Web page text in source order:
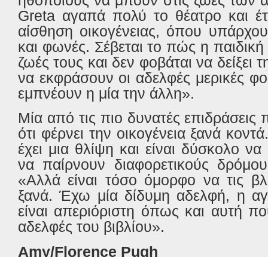
Greta αγαπά πολύ το θέατρο και
αίσθηση οικογένειας, όπου
και φωνές. Σέβεται το πώς η παιδική
ζωές τους και δεν φοβάται να δείξει
να εκφράσουν οι αδελφές μερικές
εμπνέουν η μία την άλλη».
Μία από τις πιο δυνατές επιδράσεις
ότι φέρνει την οικογένεια ξανά
έχει μια θλίψη και είναι δύσκολο να
να παίρνουν διαφορετικούς
«Αλλά είναι τόσο όμορφο να τις
ξανά. Έχω μία δίδυμη αδελφή, η
είναι απεριόριστη όπως και αυτή
αδελφές του βιβλίου».
Amy/Florence Pugh